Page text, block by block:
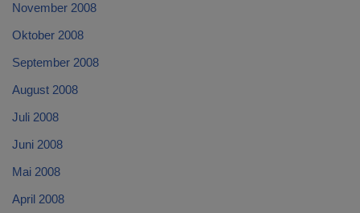
November 2008
Oktober 2008
September 2008
August 2008
Juli 2008
Juni 2008
Mai 2008
April 2008